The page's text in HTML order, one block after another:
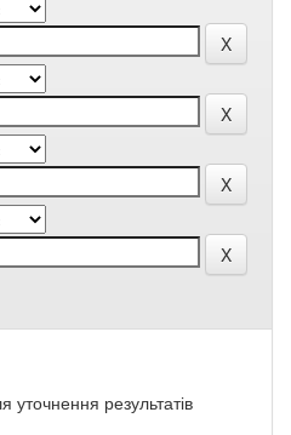
уточнення результатів